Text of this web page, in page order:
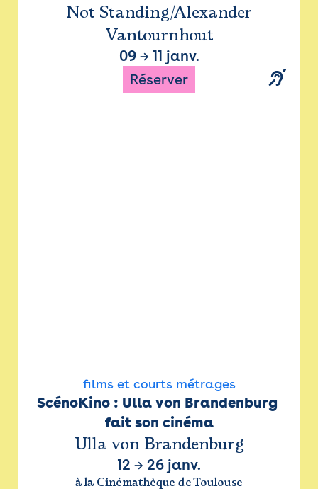
Not Standing/Alexander
Vantournhout
09→ 11 janv.
Réserver
films et courts métrages
ScénoKino : Ulla von Brandenburg
fait son cinéma
Ulla von Brandenburg
12 → 26 janv.
à la Cinémathèque de Toulouse